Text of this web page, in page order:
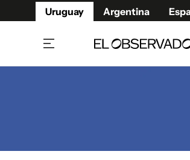
Uruguay Argentina